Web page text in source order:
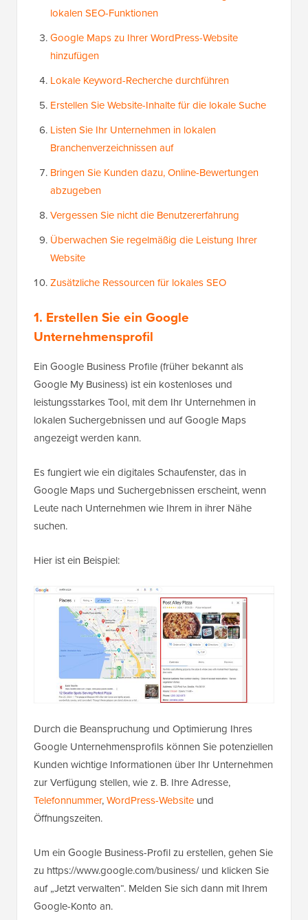
lokalen SEO-Funktionen
Google Maps zu Ihrer WordPress-Website
hinzufügen
Lokale Keyword-Recherche durchführen
Erstellen Sie Website-Inhalte für die lokale Suche
Listen Sie Ihr Unternehmen in lokalen
Branchenverzeichnissen auf
Bringen Sie Kunden dazu, Online-Bewertungen
abzugeben
Vergessen Sie nicht die Benutzererfahrung
Überwachen Sie regelmäßig die Leistung Ihrer
Website
Zusätzliche Ressourcen für lokales SEO
1. Erstellen Sie ein Google
Unternehmensprofil
Ein Google Business Profile (früher bekannt als
Google My Business) ist ein kostenloses und
leistungsstarkes Tool, mit dem Ihr Unternehmen in
lokalen Suchergebnissen und auf Google Maps
angezeigt werden kann.
Es fungiert wie ein digitales Schaufenster, das in
Google Maps und Suchergebnissen erscheint, wenn
Leute nach Unternehmen wie Ihrem in ihrer Nähe
suchen.
Hier ist ein Beispiel:
Durch die Beanspruchung und Optimierung Ihres
Google Unternehmensprofils können Sie potenziellen
Kunden wichtige Informationen über Ihr Unternehmen
zur Verfügung stellen, wie z. B. Ihre Adresse,
Telefonnummer,WordPress-Website und
Öffnungszeiten.
Um ein Google Business-Profil zu erstellen, gehen Sie
zu https://www.google.com/business/ und klicken Sie
auf „Jetzt verwalten“. Melden Sie sich dann mit Ihrem
Google-Konto an.